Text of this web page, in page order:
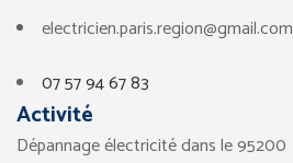
electricien.paris.region@gmail.com
07 57 94 67 83
Activité
Dépannage électricité dans le 95200